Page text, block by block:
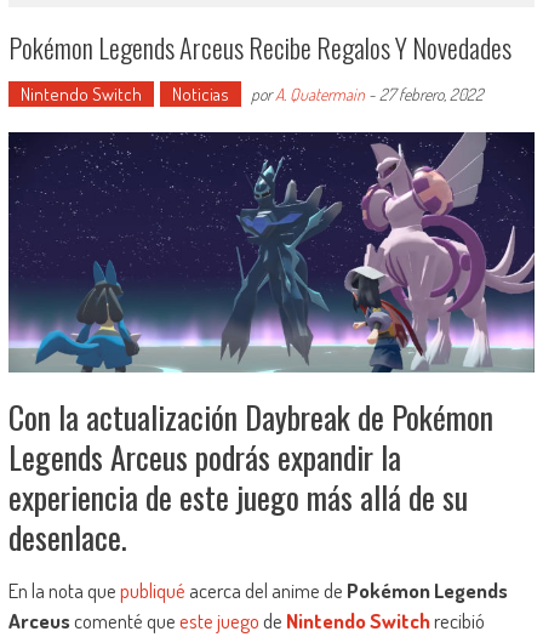
Pokémon Legends Arceus Recibe Regalos Y Novedades
Nintendo Switch Noticias porA. Quatermain- 27 febrero, 2022
Con la actualización Daybreak de Pokémon
Legends Arceus podrás expandir la
experiencia de este juego más allá de su
desenlace.
En la nota quepubliqué acerca del anime de Pokémon Legends
Arceuscomenté queeste juegode Nintendo Switchrecibió